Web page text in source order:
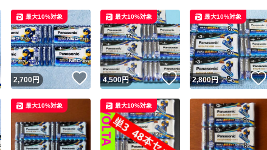
いいね！
2,700円 いいね！
最大10%対象
4,500円 いいね！
最大10%対象
2,800円
最大10%対象
最大10%対象 最大10%対象